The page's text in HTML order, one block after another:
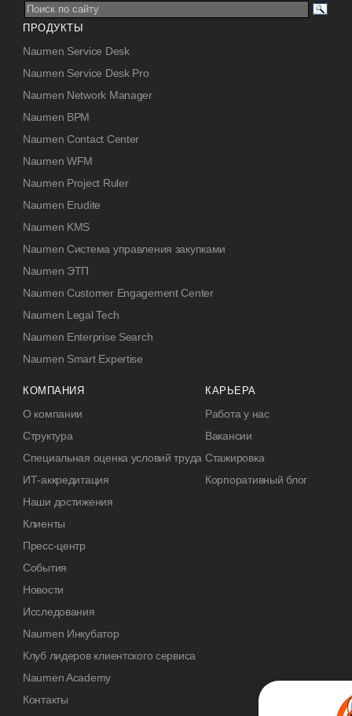
ПРОДУКТЫ
Naumen Service Desk
Naumen Service Desk Pro
Naumen Network Manager
Naumen BPM
Naumen Contact Center
Naumen WFM
Naumen Project Ruler
Naumen Erudite
Naumen KMS
Naumen Система управления закупками
Naumen ЭТП
Naumen Customer Engagement Center
Naumen Legal Tech
Naumen Enterprise Search
Naumen Smart Expertise
КОМПАНИЯ
О компании
Структура
Специальная оценка условий труда
ИТ-аккредитация
Наши достижения
Клиенты
Пресс-центр
События
Новости
Исследования
Naumen Инкубатор
Клуб лидеров клиентского сервиса
Naumen Academy
Контакты
КАРЬЕРА
Работа у нас
Вакансии
Стажировка
Корпоративный блог